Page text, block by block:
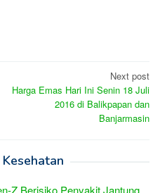
Next post
Harga Emas Hari Ini Senin 18 Juli
2016 di Balikpapan dan
Banjarmasin
Z Berisiko Penyakit Jantung